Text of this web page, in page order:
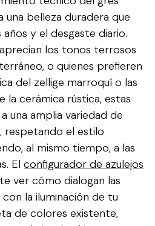
una belleza duradera que
y el desgaste diario.
los tonos terrosos
o quienes prefieren
del zellige marroquí o las
la cerámica rústica, estas
una amplia variedad de
respetando el estilo
al mismo tiempo, a las
El configurador de azulejos
ver cómo dialogan las
la iluminación de tu
de colores existente,